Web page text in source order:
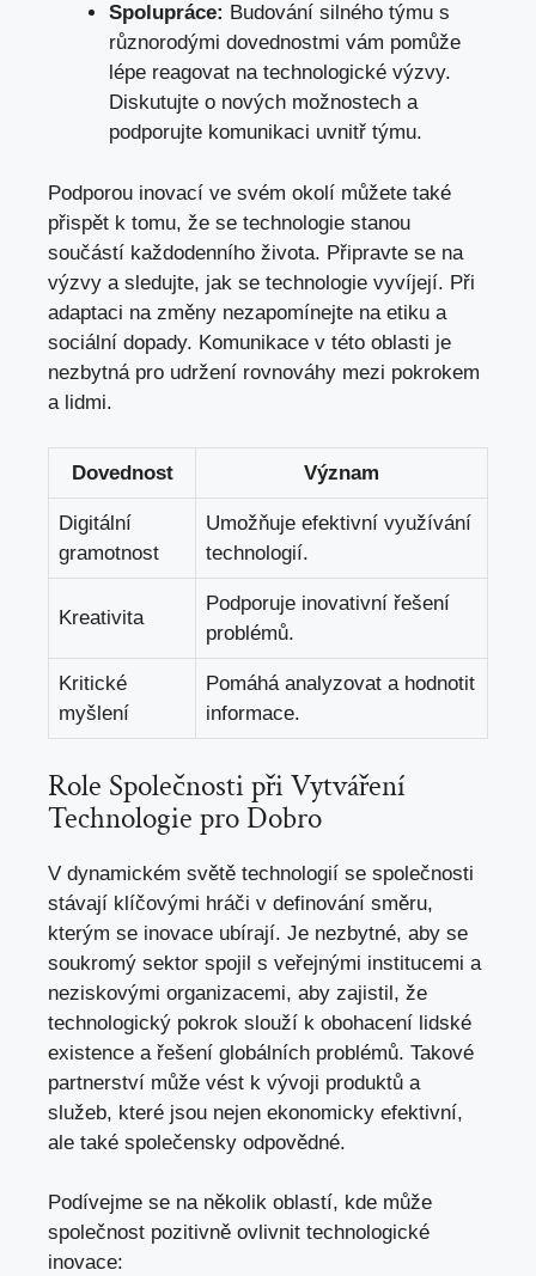
Spolupráce: Budování silného týmu s
různorodými dovednostmi vám pomůže
lépe reagovat na technologické výzvy.
Diskutujte o nových možnostech a
podporujte komunikaci uvnitř týmu.
Podporou inovací ve svém okolí můžete také
přispět k tomu, že se technologie stanou
součástí každodenního života. Připravte se na
výzvy a sledujte, jak se technologie vyvíjejí. Při
adaptaci na změny nezapomínejte na etiku a
sociální dopady. Komunikace v této oblasti je
nezbytná pro udržení rovnováhy mezi pokrokem
a lidmi.
Dovednost Význam
Digitální
gramotnost
Umožňuje efektivní využívání
technologií.
Kreativita
Podporuje inovativní řešení
problémů.
Kritické
myšlení
Pomáhá analyzovat a hodnotit
informace.
Role Společnosti při Vytváření
Technologie pro Dobro
V dynamickém světě technologií se společnosti
stávají klíčovými hráči v definování směru,
kterým se inovace ubírají. Je nezbytné, aby se
soukromý sektor spojil s veřejnými institucemi a
neziskovými organizacemi, aby zajistil, že
technologický pokrok slouží k obohacení lidské
existence a řešení globálních problémů. Takové
partnerství může vést k vývoji produktů a
služeb, které jsou nejen ekonomicky efektivní,
ale také společensky odpovědné.
Podívejme se na několik oblastí, kde může
společnost pozitivně ovlivnit technologické
inovace: